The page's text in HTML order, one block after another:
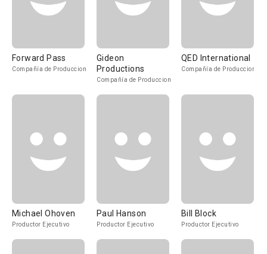
Forward Pass
Compañía de Produccion
Gideon
Productions
Compañía de Produccion
QED International
Compañía de Produccion
Michael Ohoven
Productor Ejecutivo
Paul Hanson
Productor Ejecutivo
Bill Block
Productor Ejecutivo